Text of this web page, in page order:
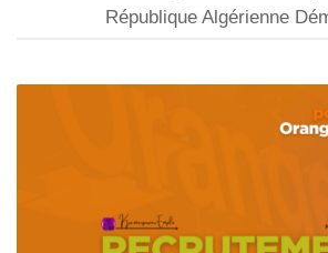
République Algérienne